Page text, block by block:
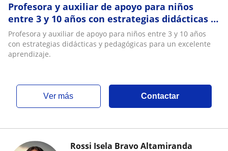
Profesora y auxiliar de apoyo para niños
entre 3 y 10 años con estrategias didácticas y
pedagógicas para un excelente aprendizaje
Profesora y auxiliar de apoyo para niños entre 3 y 10 años
con estrategias didácticas y pedagógicas para un excelente
aprendizaje.
ver más Contactar
Rossi Isela Bravo Altamiranda